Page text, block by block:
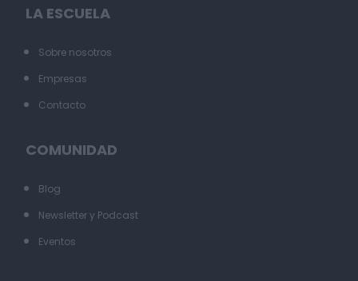
LA ESCUELA
Sobre nosotros
Empresas
Contacto
COMUNIDAD
Blog
Newsletter y Podcast
Eventos